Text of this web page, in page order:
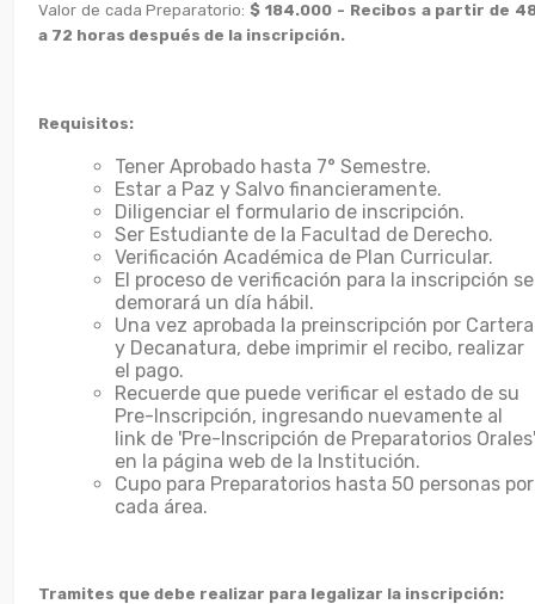
Valor de cada Preparatorio: $ 184.000 - Recibos a partir de
a 72 horas después de la inscripción.
Requisitos:
Tener Aprobado hasta 7° Semestre.
Estar a Paz y Salvo financieramente.
Diligenciar el formulario de inscripción.
Ser Estudiante de la Facultad de Derecho.
Verificación Académica de Plan Curricular.
El proceso de verificación para la inscripción se
demorará un día hábil.
Una vez aprobada la preinscripción por Cartera
y Decanatura, debe imprimir el recibo, realizar
el pago.
Recuerde que puede verificar el estado de su
Pre-Inscripción, ingresando nuevamente al
link de 'Pre-Inscripción de Preparatorios Orales'
en la página web de la Institución.
Cupo para Preparatorios hasta 50 personas por
cada área.
Tramites que debe realizar para legalizar la inscripción: